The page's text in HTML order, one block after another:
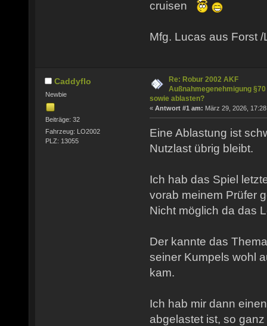
cruisen
Mfg. Lucas aus Forst /
Caddyflo
Newbie
Beiträge: 32
Fahrzeug: LO2002
PLZ: 13055
Re: Robur 2002 AKF
Außnahmegenehmigung §70
sowie ablasten?
« Antwort #1 am: März 29, 2026,
Eine Ablastung ist
Nutzlast übrig bleibt.
Ich hab das Spiel
vorab meinem Prüfer
Nicht möglich da das
Der kannte das
seiner Kumpels wohl
kam.
Ich hab mir dann
abgelastet ist, so